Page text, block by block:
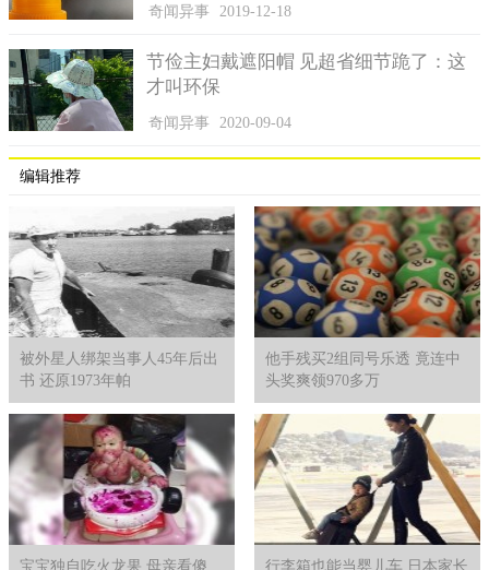
奇闻异事 2019-12-18
节俭主妇戴遮阳帽 见超省细节跪了：这
才叫环保
奇闻异事 2020-09-04
编辑推荐
被外星人绑架当事人45年后出
书 还原1973年帕
他手残买2组同号乐透 竟连中
头奖爽领970多万
宝宝独自吃火龙果 母亲看傻 行李箱也能当婴儿车 日本家长